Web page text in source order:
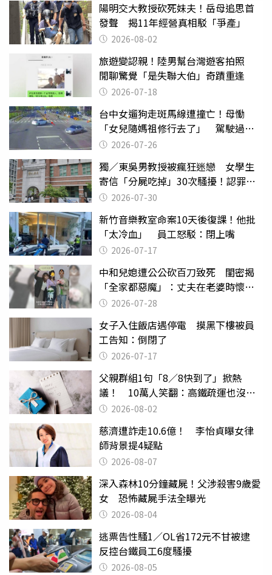
陽明交大教授砍死妹夫！岳母追思首
發聲 揭11年經營真相駁「爭產」
2026-08-02
旅遊變認親！陸男幫台灣遊客拍照
閒聊驚覺「是失聯大伯」奇蹟重逢
2026-07-18
台中女遛狗走斑馬線遭撞亡！母慟
「女兒隨媽祖修行去了」 駕駛過失
致死判9月
2026-07-26
獨／東吳男教授被瘋狂迷戀 女學生
寄信「分屍吃掉」30次騷擾！認罪免
關 2026-07-30
新竹音樂教室命案10天後復課！他批
「太冷血」 員工怒駁：閉上嘴
2026-07-17
中和兒媳遭公公砍百刀致死 閨密揭
「全家都惡魔」：丈夫在老婆時懷孕
摔東西
2026-07-28
女子入住飯店遇停電 摸黑下樓被員
工告知：倒閉了
2026-07-17
父親群組1句「8／8快到了」掀熱
議！ 10萬人笑翻：高鐵疏運也沒列
父親節
2026-08-02
慈濟遭詐走10.6億！ 李怡貞曝女律
師背景提4疑點
2026-08-07
深入森林10分鐘藏屍！父涉殺害9歲愛
女 恐怖藏屍手法全曝光
2026-08-04
逃票告性騷1／OL省172元不甘被逮
反控台鐵員工6度騷擾
2026-08-05